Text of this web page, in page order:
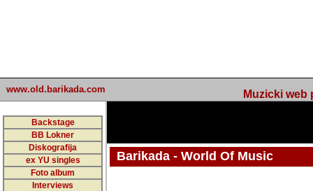
www.old.barikada.com Muzicki web
Backstage
BB Lokner
Diskografija
ex YU singles
Foto album
Interviews
Barikada - World Of Music